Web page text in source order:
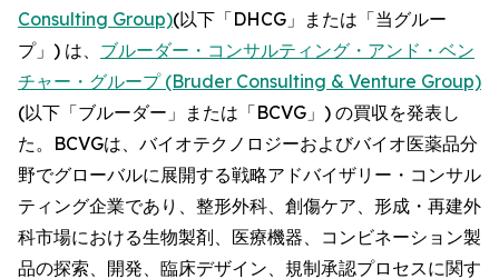
Consulting Group)(以下「DHCG」または「当グルー
プ」) は、 ブルーダー・コンサルティング・アンド・ベン
チャー・グループ (Bruder Consulting & Venture Group)
(以下「ブルーダー」または「BCVG」) の買収を発表し
た。BCVGは、バイオテクノロジーおよびバイオ医薬品分
野でグローバルに展開する戦略アドバイザリー・コンサル
ティング企業であり、整形外科、創傷ケア、形成・再建外
科市場における生物製剤、医療機器、コンビネーション製
品の探索、開発、臨床デザイン、規制承認プロセスに関す